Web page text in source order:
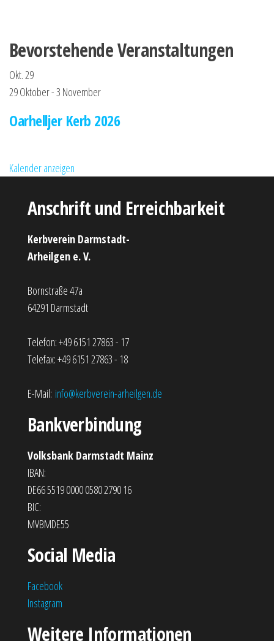
Bevorstehende Veranstaltungen
Okt.29
29 Oktober-3 November
Oarhelljer Kerb 2026
Kalender anzeigen
Anschrift und Erreichbarkeit
Kerbverein Darmstadt-
Arheilgen e. V.
Bornstraße 47a
64291 Darmstadt
Telefon: +49 6151 27863 - 17
Telefax: +49 6151 27863 - 18
E-Mail: info@kerbverein-arheilgen.de
Bankverbindung
Volksbank Darmstadt Mainz
IBAN:
DE66 5519 0000 0580 2790 16
BIC:
MVBMDE55
Social Media
Facebook
Instagram
Weitere Informationen